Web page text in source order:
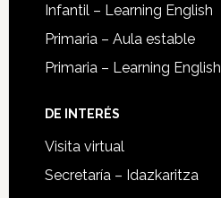
Infantil – Learning English
Primaria – Aula estable
Primaria – Learning English
DE INTERÉS
Visita virtual
Secretaría – Idazkaritza